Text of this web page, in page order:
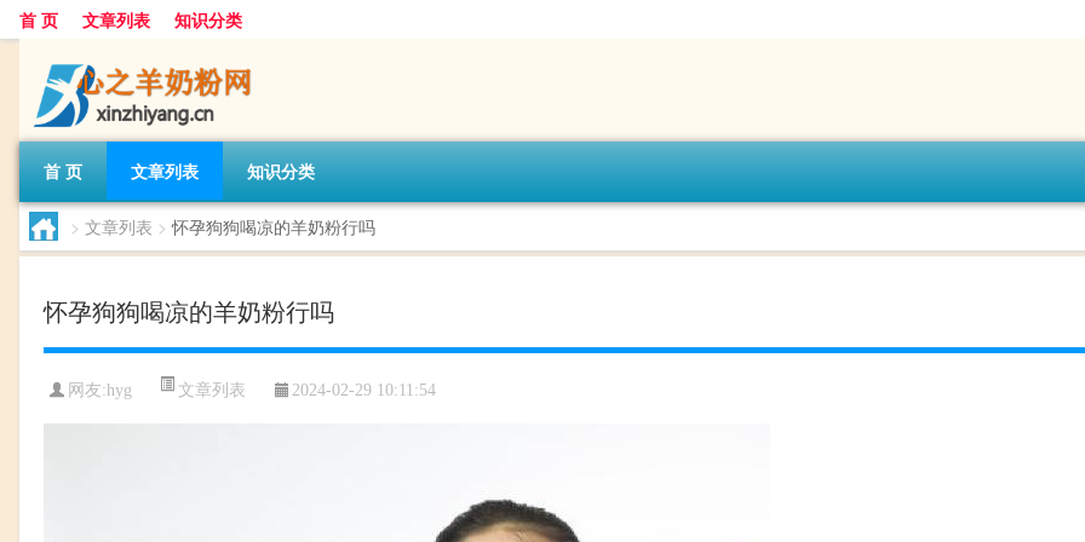
首 页 文章列表 知识分类
首 页 文章列表 知识分类
> 文章列表 > 怀孕狗狗喝凉的羊奶粉行吗
怀孕狗狗喝凉的羊奶粉行吗
网友:hyg 文章列表 2024-02-29 10:11:54